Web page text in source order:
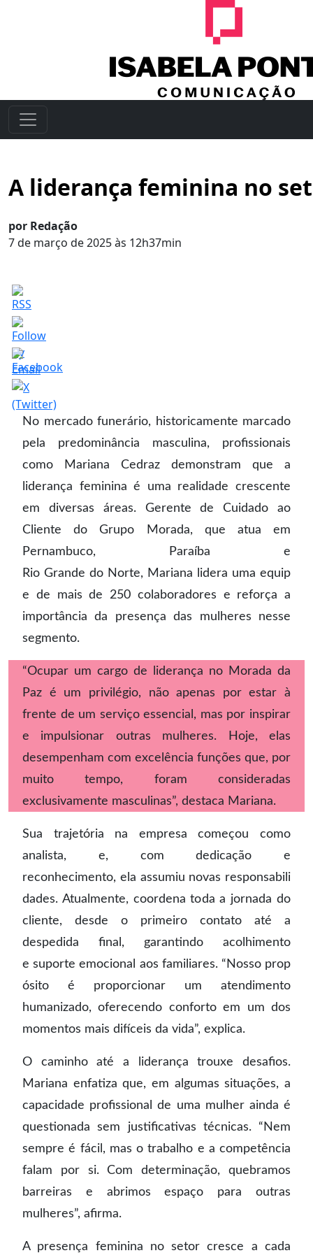
A liderança feminina no
por Redação
7 de março de 2025 às 12h37min
No mercado funerário, historicamente marcado
pela predominância masculina, profissionais
como Mariana Cedraz demonstram que a
liderança feminina é uma realidade crescente
em diversas áreas. Gerente de Cuidado ao
Cliente do Grupo Morada, que atua em
Pernambuco, Paraíba e
Rio Grande do Norte, Mariana lidera uma equip
e de mais de 250 colaboradores e reforça a
importância da presença das mulheres nesse
segmento.
“Ocupar um cargo de liderança no Morada da
Paz é um privilégio, não apenas por estar à
frente de um serviço essencial, mas por inspirar
e impulsionar outras mulheres. Hoje, elas
desempenham com excelência funções que, por
muito tempo, foram consideradas
exclusivamente masculinas”, destaca Mariana.
Sua trajetória na empresa começou como
analista, e, com dedicação e
reconhecimento, ela assumiu novas responsabili
dades. Atualmente, coordena toda a jornada do
cliente, desde o primeiro contato até a
despedida final, garantindo acolhimento
e suporte emocional aos familiares. “Nosso prop
ósito é proporcionar um atendimento
humanizado, oferecendo conforto em um dos
momentos mais difíceis da vida”, explica.
O caminho até a liderança trouxe desafios.
Mariana enfatiza que, em algumas situações, a
capacidade profissional de uma mulher ainda é
questionada sem justificativas técnicas. “Nem
sempre é fácil, mas o trabalho e a competência
falam por si. Com determinação, quebramos
barreiras e abrimos espaço para outras
mulheres”, afirma.
A presença feminina no setor cresce a cada